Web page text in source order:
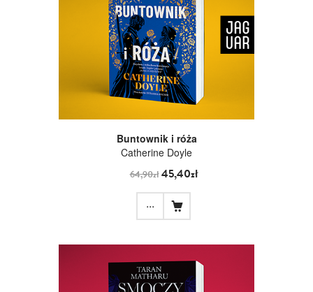
Buntownik i róża
Catherine Doyle
64,90zł45,40zł
...